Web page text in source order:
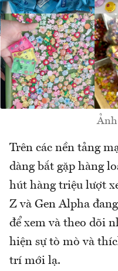
Ảnh
Trên các nền tảng
dàng bắt gặp hàng
hút hàng triệu lượt
Z và Gen Alpha
để xem và theo dõi
hiện sự tò mò và
trí mới lạ.